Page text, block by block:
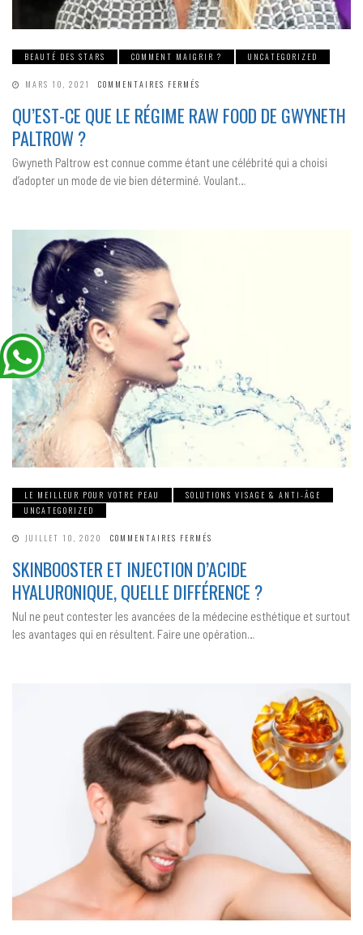
BEAUTÉ DES STARS COMMENT MAIGRIR ? UNCATEGORIZED
MARS 10, 2021 COMMENTAIRES FERMÉS
QUE
LE
DE
GWYNETH
PALTROW
QU’EST-CE QUE LE RÉGIME RAW FOOD DE GWYNETH
PALTROW ?
Gwyneth Paltrow est connue comme étant une célébrité qui a choisi
d’adopter un mode de vie bien déterminé. Voulant…
LE MEILLEUR POUR VOTRE PEAU
SOLUTIONS VISAGE & ANTI-ÂGE
UNCATEGORIZED
JUILLET 10, 2020 COMMENTAIRES FERMÉS
INJECTION
D’ACIDE
HYALURONIQUE,
QUELLE
?
SKINBOOSTER ET INJECTION D’ACIDE
HYALURONIQUE, QUELLE DIFFÉRENCE ?
Nul ne peut contester les avancées de la médecine esthétique et surtout
les avantages qui en résultent. Faire une opération…